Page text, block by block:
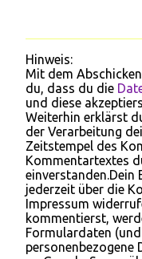
K
o
m
m
e
n
t
a
r
v
e
r
ö
f
Hinweis:
Mit dem
du, dass du die
und diese
Weiterhin erklärst
der Verarbeitung
Zeitstempel des
Kommentartextes
einverstanden.Dein
jederzeit über die
Impressum
kommentierst,
Formulardaten
personenbezogene